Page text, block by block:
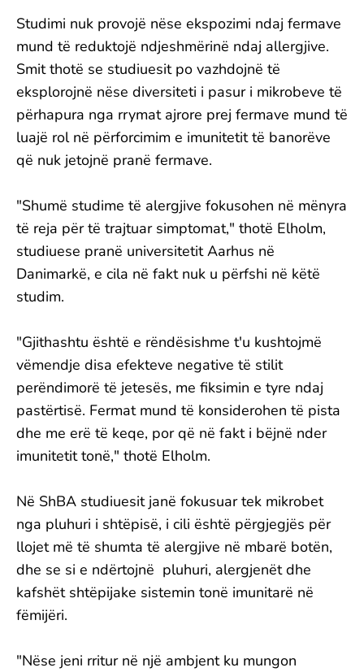
Studimi nuk provojë nëse ekspozimi ndaj fermave
mund të reduktojë ndjeshmërinë ndaj allergjive.
Smit thotë se studiuesit po vazhdojnë të
eksplorojnë nëse diversiteti i pasur i mikrobeve të
përhapura nga rrymat ajrore prej fermave mund të
luajë rol në përforcimim e imunitetit të banorëve
që nuk jetojnë pranë fermave.
"Shumë studime të alergjive fokusohen në mënyra
të reja për të trajtuar simptomat," thotë Elholm,
studiuese pranë universitetit Aarhus në
Danimarkë, e cila në fakt nuk u përfshi në këtë
studim.
"Gjithashtu është e rëndësishme t'u kushtojmë
vëmendje disa efekteve negative të stilit
perëndimorë të jetesës, me fiksimin e tyre ndaj
pastërtisë. Fermat mund të konsiderohen të pista
dhe me erë të keqe, por që në fakt i bëjnë nder
imunitetit tonë," thotë Elholm.
Në ShBA studiuesit janë fokusuar tek mikrobet
nga pluhuri i shtëpisë, i cili është përgjegjës për
llojet më të shumta të alergjive në mbarë botën,
dhe se si e ndërtojnë pluhuri, alergjenët dhe
kafshët shtëpijake sistemin tonë imunitarë në
fëmijëri.
"Nëse jeni rritur në një ambjent ku mungon